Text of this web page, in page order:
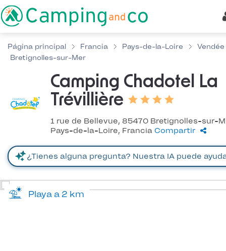
Página principal Francia Pays-de-la-Loire
Vendée
Bretignolles-sur-Mer
Camping Chadotel La
Trévillière
1 rue de Bellevue, 85470 Bretignolles-sur-
Pays-de-la-Loire, Francia Compartir
Playa a 2 km